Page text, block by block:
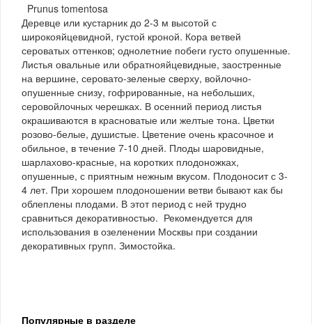
Prunus tomentosa
Деревце или кустарник до 2-3 м высотой с
широкояйцевидной, густой кроной. Кора ветвей
сероватых оттенков; однолетние побеги густо опушенные.
Листья овальные или обратнояйцевидные, заостренные
на вершине, серовато-зеленые сверху, войлочно-
опушенные снизу, гофрированные, на небольших,
серовойлочных черешках. В осенний период листья
окрашиваются в красноватые или желтые тона. Цветки
розово-белые, душистые. Цветение очень красочное и
обильное, в течение 7-10 дней. Плоды шаровидные,
шарлахово-красные, на коротких плодоножках,
опушенные, с приятным нежным вкусом. Плодоносит с 3-
4 лет. При хорошем плодоношении ветви бывают как бы
облеплены плодами. В этот период с ней трудно
сравниться декоративностью. Рекомендуется для
использования в озеленении Москвы при создании
декоративных групп. Зимостойка.
Популярные в разделе